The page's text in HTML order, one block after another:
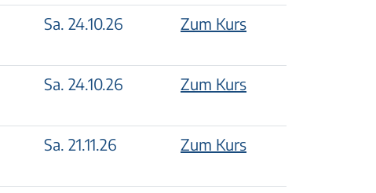
Sa. 24.10.26 Zum Kurs
Sa. 24.10.26 Zum Kurs
Sa. 21.11.26 Zum Kurs